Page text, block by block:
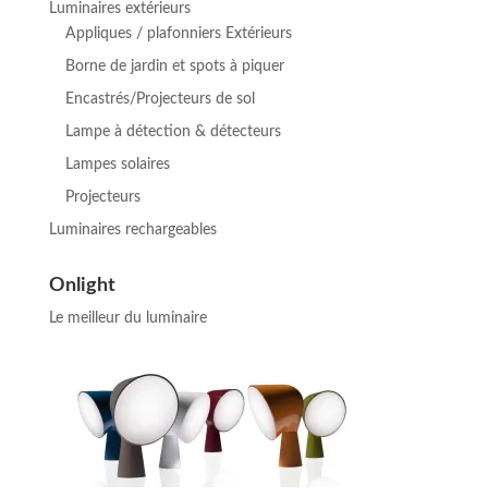
Luminaires extérieurs
Appliques / plafonniers Extérieurs
Borne de jardin et spots à piquer
Encastrés/Projecteurs de sol
Lampe à détection & détecteurs
Lampes solaires
Projecteurs
Luminaires rechargeables
Onlight
Le meilleur du luminaire